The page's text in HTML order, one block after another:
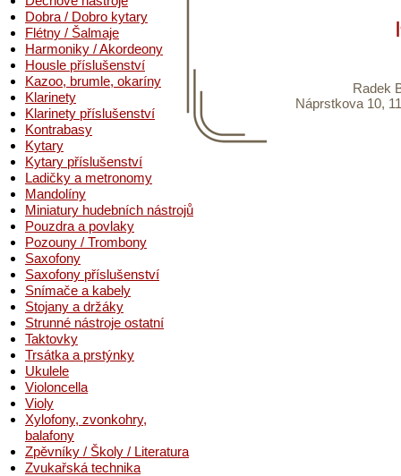
Dobra / Dobro kytary
Flétny / Šalmaje
Harmoniky / Akordeony
Housle příslušenství
Kazoo, brumle, okaríny
Klarinety
Klarinety příslušenství
Kontrabasy
Kytary
Kytary příslušenství
Ladičky a metronomy
Mandolíny
Miniatury hudebních nástrojů
Pouzdra a povlaky
Pozouny / Trombony
Saxofony
Saxofony příslušenství
Snímače a kabely
Stojany a držáky
Strunné nástroje ostatní
Taktovky
Trsátka a prstýnky
Ukulele
Violoncella
Violy
Xylofony, zvonkohry,
balafony
Zpěvníky / Školy / Literatura
Zvukařská technika
Radek
Náprstkova 10,